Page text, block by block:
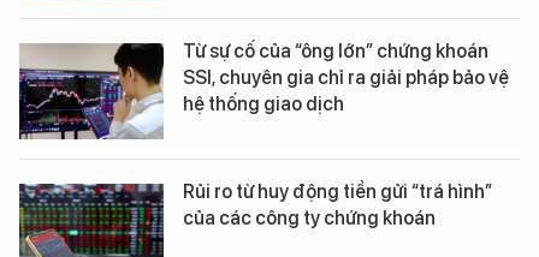
Từ sự cố của “ông lớn” chứng khoán
SSI, chuyên gia chỉ ra giải pháp bảo vệ
hệ thống giao dịch
Rủi ro từ huy động tiền gửi “trá hình”
của các công ty chứng khoán